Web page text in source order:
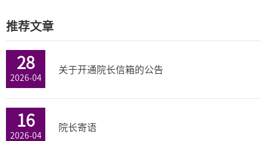
推荐文章
28
2026-04
关于开通院长信箱的公告
16
2026-04
院长寄语